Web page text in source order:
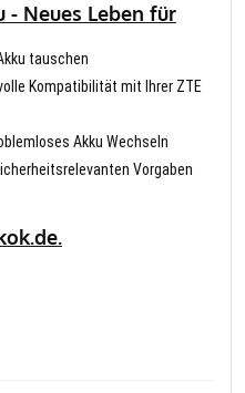
- Neues Leben für
tauschen
Kompatibilität mit Ihrer ZTE
Akku Wechseln
Vorgaben